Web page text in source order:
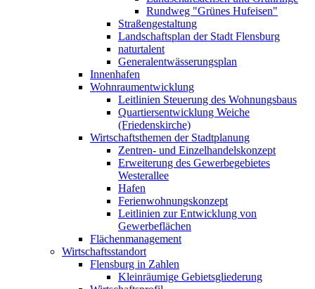
Rundweg "Grünes Hufeisen"
Straßengestaltung
Landschaftsplan der Stadt Flensburg
naturtalent
Generalentwässerungsplan
Innenhafen
Wohnraumentwicklung
Leitlinien Steuerung des Wohnungsbaus
Quartiersentwicklung Weiche
(Friedenskirche)
Wirtschaftsthemen der Stadtplanung
Zentren- und Einzelhandelskonzept
Erweiterung des Gewerbegebietes
Westerallee
Hafen
Ferienwohnungskonzept
Leitlinien zur Entwicklung von
Gewerbeflächen
Flächenmanagement
Wirtschaftsstandort
Flensburg in Zahlen
Kleinräumige Gebietsgliederung